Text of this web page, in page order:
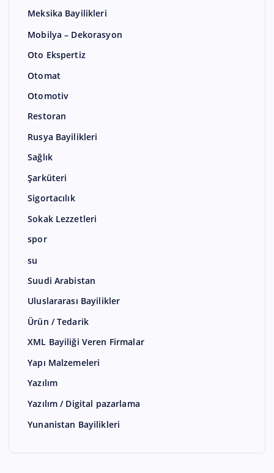
Meksika Bayilikleri
Mobilya – Dekorasyon
Oto Ekspertiz
Otomat
Otomotiv
Restoran
Rusya Bayilikleri
Sağlık
Şarküteri
Sigortacılık
Sokak Lezzetleri
spor
su
Suudi Arabistan
Uluslararası Bayilikler
Ürün / Tedarik
XML Bayiliği Veren Firmalar
Yapı Malzemeleri
Yazılım
Yazılım / Digital pazarlama
Yunanistan Bayilikleri